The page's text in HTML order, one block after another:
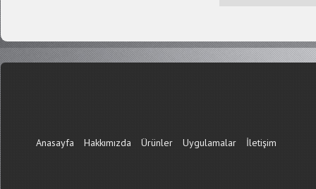
Anasayfa Hakkımızda Ürünler Uygulamalar İletişim